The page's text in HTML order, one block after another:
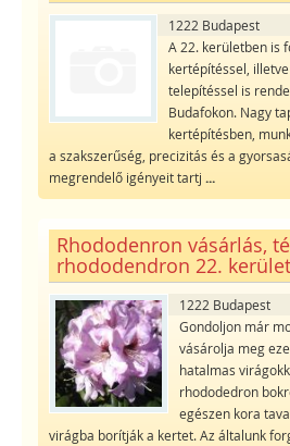
1222 Budapest
A 22. kerületben is
kertépítéssel,
telepítéssel is
Budafokon. Nagy
kertépítésben,
a szakszerűség, precizitás és a
megrendelő igényeit tartj ...
Rhododenron vásárlás,
rhododendron 22. kerület
1222 Budapest
Gondoljon már
vásárolja meg
hatalmas
rhododedron
egészen kora
virágba borítják a kertet. Az általunk